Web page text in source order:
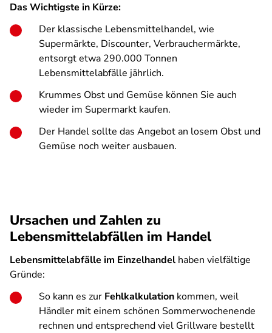
Das Wichtigste in Kürze:
Der klassische Lebensmittelhandel, wie
Supermärkte, Discounter, Verbrauchermärkte,
entsorgt etwa 290.000 Tonnen
Lebensmittelabfälle jährlich.
Krummes Obst und Gemüse können Sie auch
wieder im Supermarkt kaufen.
Der Handel sollte das Angebot an losem Obst und
Gemüse noch weiter ausbauen.
Ursachen und Zahlen zu
Lebensmittelabfällen im Handel
Lebensmittelabfälle im Einzelhandel haben vielfältige
Gründe:
So kann es zur Fehlkalkulation kommen, weil
Händler mit einem schönen Sommerwochenende
rechnen und entsprechend viel Grillware bestellt